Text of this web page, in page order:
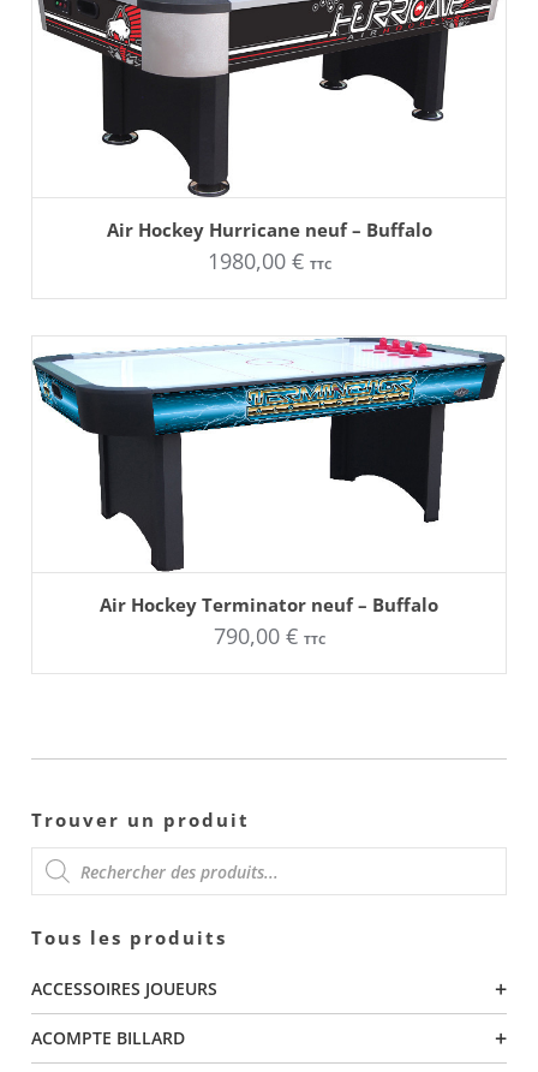
Trouver un produit
RECHERCHE
DE
PRODUITS
Tous les produits
ACCESSOIRES JOUEURS +
ACOMPTE BILLARD +
Air Hockey Hurricane neuf – Buffalo
1980,00 € TTC
Air Hockey Terminator neuf – Buffalo
790,00 € TTC